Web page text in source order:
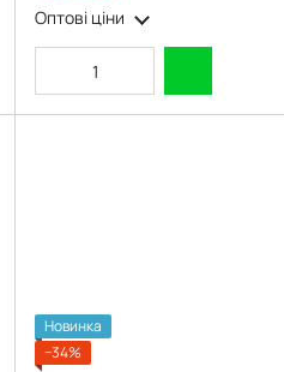
Оптові ціни
Новинка
−34%